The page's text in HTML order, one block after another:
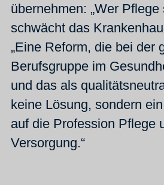
übernehmen: „Wer Pflege
schwächt das
„Eine Reform, die bei der
Berufsgruppe im
und das als
keine Lösung, sondern
auf die Profession Pflege
Versorgung.“